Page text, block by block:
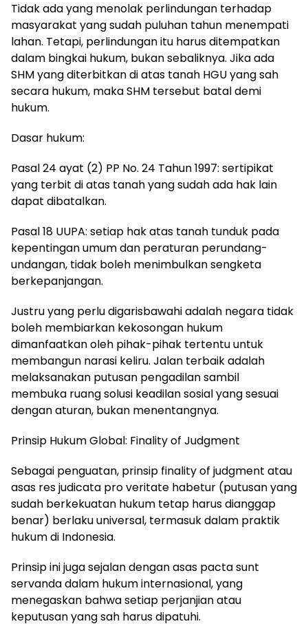
Tidak ada yang menolak perlindungan terhadap
masyarakat yang sudah puluhan tahun menempati
lahan. Tetapi, perlindungan itu harus ditempatkan
dalam bingkai hukum, bukan sebaliknya. Jika ada
SHM yang diterbitkan di atas tanah HGU yang sah
secara hukum, maka SHM tersebut batal demi
hukum.
Dasar hukum:
Pasal 24 ayat (2) PP No. 24 Tahun 1997: sertipikat
yang terbit di atas tanah yang sudah ada hak lain
dapat dibatalkan.
Pasal 18 UUPA: setiap hak atas tanah tunduk pada
kepentingan umum dan peraturan perundang-
undangan, tidak boleh menimbulkan sengketa
berkepanjangan.
Justru yang perlu digarisbawahi adalah negara tidak
boleh membiarkan kekosongan hukum
dimanfaatkan oleh pihak-pihak tertentu untuk
membangun narasi keliru. Jalan terbaik adalah
melaksanakan putusan pengadilan sambil
membuka ruang solusi keadilan sosial yang sesuai
dengan aturan, bukan menentangnya.
Prinsip Hukum Global: Finality of Judgment
Sebagai penguatan, prinsip finality of judgment atau
asas res judicata pro veritate habetur (putusan yang
sudah berkekuatan hukum tetap harus dianggap
benar) berlaku universal, termasuk dalam praktik
hukum di Indonesia.
Prinsip ini juga sejalan dengan asas pacta sunt
servanda dalam hukum internasional, yang
menegaskan bahwa setiap perjanjian atau
keputusan yang sah harus dipatuhi.